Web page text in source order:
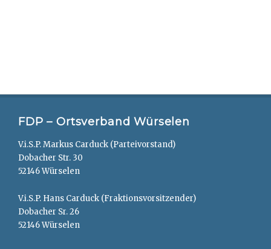
FDP – Ortsverband Würselen
V.i.S.P. Markus Carduck (Parteivorstand)
Dobacher Str. 30
52146 Würselen
V.i.S.P. Hans Carduck (Fraktionsvorsitzender)
Dobacher Sr. 26
52146 Würselen